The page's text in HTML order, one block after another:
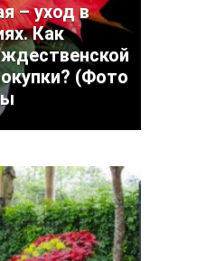
– уход в
Как
(Фото